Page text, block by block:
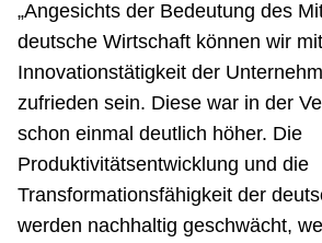
„Angesichts der Bedeutung des
deutsche Wirtschaft können wir
Innovationstätigkeit der
zufrieden sein. Diese war in der
schon einmal deutlich höher. Die
Produktivitätsentwicklung und die
Transformationsfähigkeit der
werden nachhaltig geschwächt,